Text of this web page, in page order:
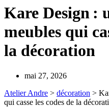
Kare Design :
meubles qui
la décoration
mai 27, 2026
Atelier Andre > décoration >
qui casse les codes de la